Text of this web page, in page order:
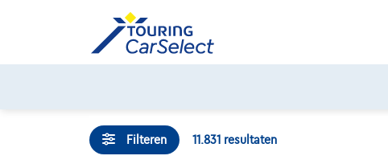
Filteren 11.831 resultaten